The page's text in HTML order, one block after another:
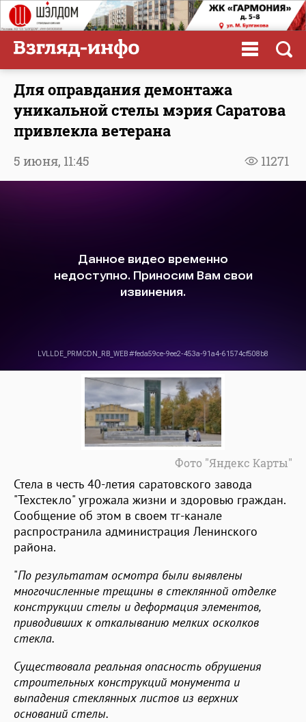
Для оправдания демонтажа
уникальной стелы мэрия Саратова
привлекла ветерана
11271
5 июня, 11:45
Фото "Яндекс Карты"
Стела в честь 40-летия саратовского завода
"Техстекло" угрожала жизни и здоровью граждан.
Сообщение об этом в своем тг-канале
распространила администрация Ленинского
района.
"По результатам осмотра были выявлены
многочисленные трещины в стеклянной отделке
конструкции стелы и деформация элементов,
приводивших к откалыванию мелких осколков
стекла.
Существовала реальная опасность обрушения
строительных конструкций монумента и
выпадения стеклянных листов из верхних
оснований стелы.